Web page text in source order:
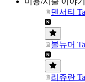
덴서티
볼뉴머
리쥬란